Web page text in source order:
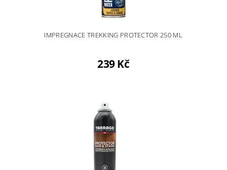
IMPREGNACE TREKKING PROTECTOR 250 ML
239 Kč